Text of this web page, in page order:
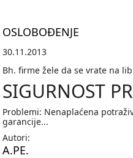
OSLOBOĐENJE
30.11.2013
Bh. firme žele da se vrate na
SIGURNOST
Problemi: Nenaplaćena
garancije...
Autori:
A.PE.